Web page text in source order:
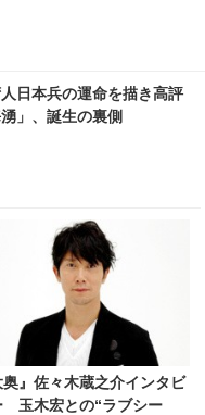
日本兵の運命を描き高評
」、誕生の裏側
奥』佐々木蔵之介インタビ
玉木宏との“ラブシー